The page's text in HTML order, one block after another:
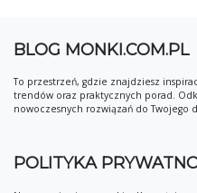
BLOG MONKI.COM.PL
To przestrzeń, gdzie znajdziesz
trendów oraz praktycznych porad.
nowoczesnych rozwiązań do Twojego
POLITYKA